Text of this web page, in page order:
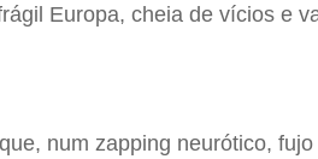
Europa, cheia de vícios e
num zapping neurótico, fujo